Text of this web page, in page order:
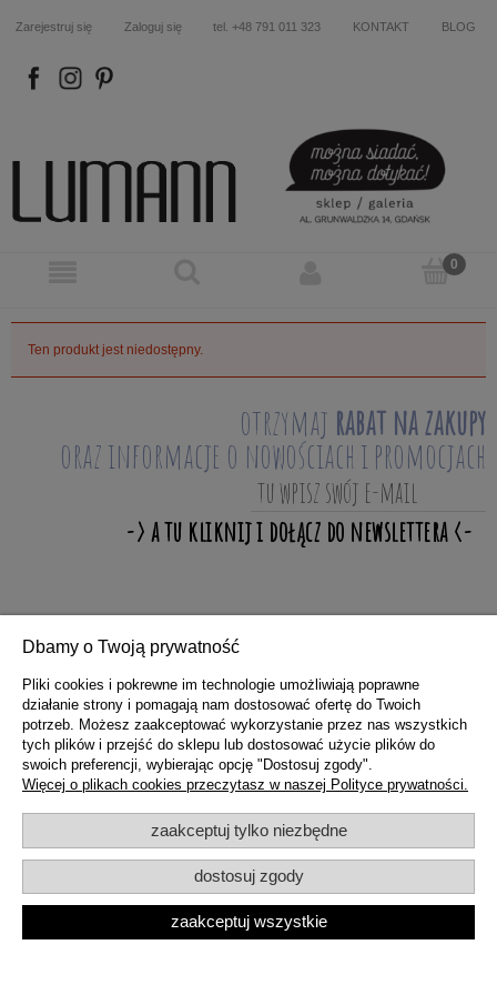
Zarejestruj się Zaloguj się tel. +48 791 011 323 KONTAKT BLOG
FB IN P
Ten produkt jest niedostępny.
otrzymaj rabat na zakupy
oraz informacje o nowościach i promocjach
POMOC
MOJE KONTO
INFORMACJE
pokaż pełną wersję strony
Dbamy o Twoją prywatność
Pliki cookies i pokrewne im technologie umożliwiają poprawne
działanie strony i pomagają nam dostosować ofertę do Twoich
potrzeb. Możesz zaakceptować wykorzystanie przez nas wszystkich
tych plików i przejść do sklepu lub dostosować użycie plików do
swoich preferencji, wybierając opcję "Dostosuj zgody".
Więcej o plikach cookies przeczytasz w naszej Polityce prywatności.
zaakceptuj tylko niezbędne
dostosuj zgody
zaakceptuj wszystkie